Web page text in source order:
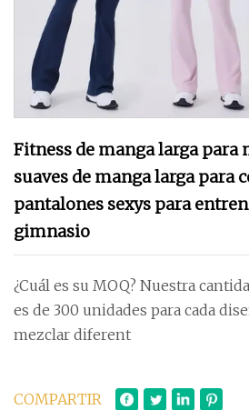
Fitness de manga larga para
suaves de manga larga para
pantalones sexys para
gimnasio
¿Cuál es su MOQ? Nuestra cantidad mínima de pedido
es de 300 unidades para cada
mezclar diferent
COMPARTIR